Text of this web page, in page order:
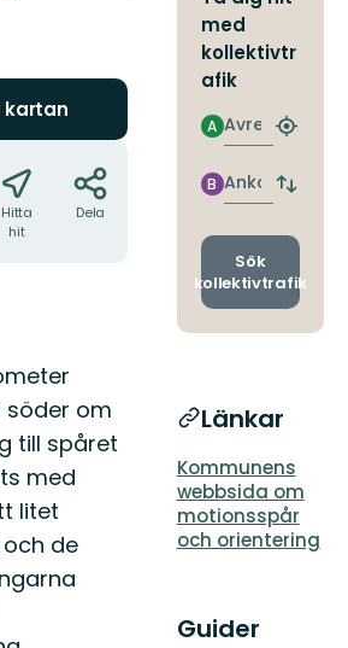
kartan
Hitta
hit
Dela
söder om
till spåret
med
litet
de
med
kollektivtr
afik
Avresa
A
Hitta
Ankomst
B
Byt
och
Sök
kollektivtrafik
Länkar
Kommunens
webbsida om
motionsspår
och orientering
Guider